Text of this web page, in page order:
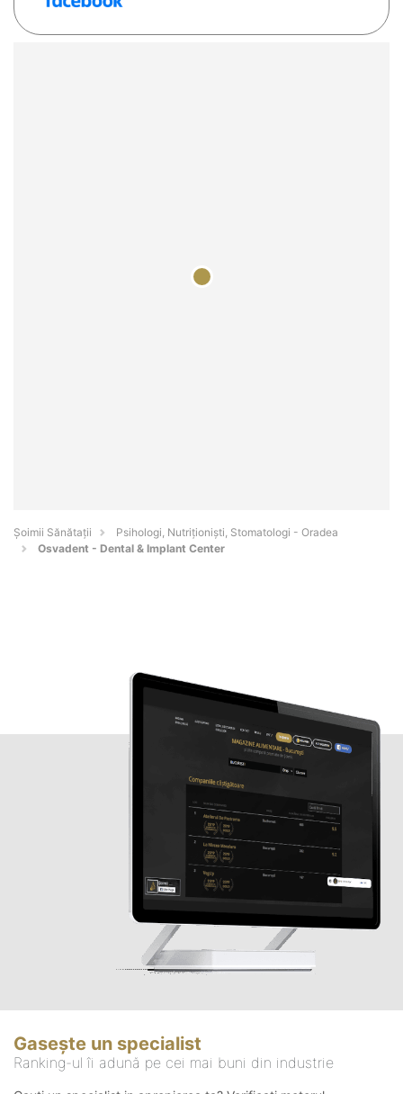
Şoimii Sănătații
Psihologi, Nutriționiști, Stomatologi - Oradea
Osvadent - Dental & Implant Center
Gasește un specialist
Ranking-ul îi adună pe cei mai buni din industrie